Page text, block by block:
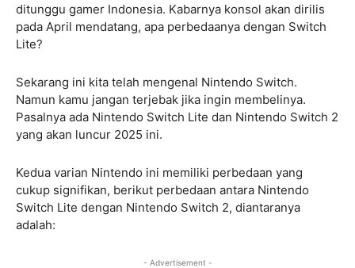
ditunggu gamer Indonesia. Kabarnya konsol akan dirilis
pada April mendatang, apa perbedaanya dengan Switch
Lite?
Sekarang ini kita telah mengenal Nintendo Switch.
Namun kamu jangan terjebak jika ingin membelinya.
Pasalnya ada Nintendo Switch Lite dan Nintendo Switch 2
yang akan luncur 2025 ini.
Kedua varian Nintendo ini memiliki perbedaan yang
cukup signifikan, berikut perbedaan antara Nintendo
Switch Lite dengan Nintendo Switch 2, diantaranya
adalah:
- Advertisement -